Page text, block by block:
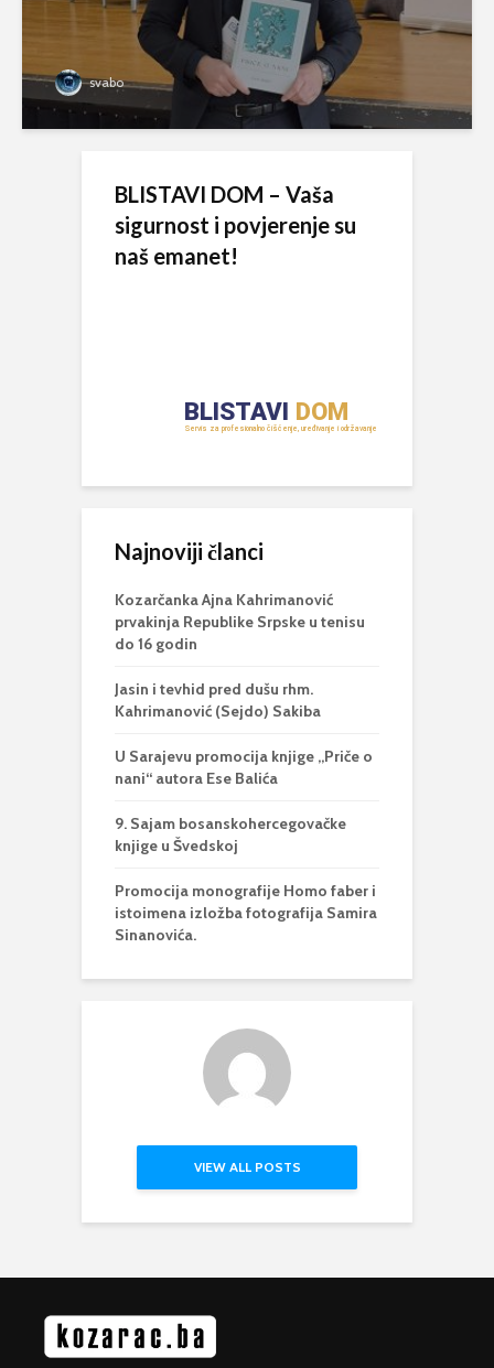
svabo
BLISTAVI DOM – Vaša
sigurnost i povjerenje su
naš emanet!
Najnoviji članci
Kozarčanka Ajna Kahrimanović
prvakinja Republike Srpske u tenisu
do 16 godin
Jasin i tevhid pred dušu rhm.
Kahrimanović (Sejdo) Sakiba
U Sarajevu promocija knjige „Priče o
nani“ autora Ese Balića
9. Sajam bosanskohercegovačke
knjige u Švedskoj
Promocija monografije Homo faber i
istoimena izložba fotografija Samira
Sinanovića.
VIEW ALL POSTS